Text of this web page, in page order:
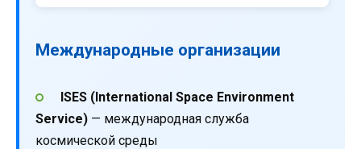
Международные организации
ISES (International Space Environment
Service) — международная служба
космической среды